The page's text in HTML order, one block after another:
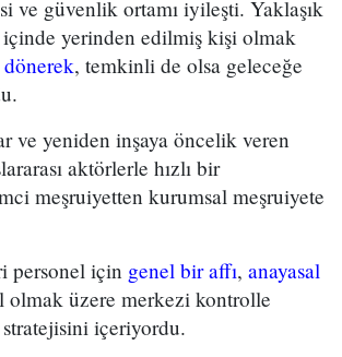
ve güvenlik ortamı iyileşti. Yaklaşık
yerinden edilmiş kişi olmak
, temkinli de olsa geleceğe
ve yeniden inşaya öncelik veren
aktörlerle hızlı bir
meşruiyetten kurumsal meşruiyete
personel için genel bir affı, anayasal
olmak üzere merkezi kontrolle
içeriyordu.